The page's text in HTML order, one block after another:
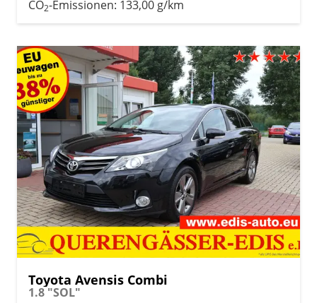
CO2-Emissionen: 133,00 g/km
Toyota Avensis Combi
1.8 "SOL"